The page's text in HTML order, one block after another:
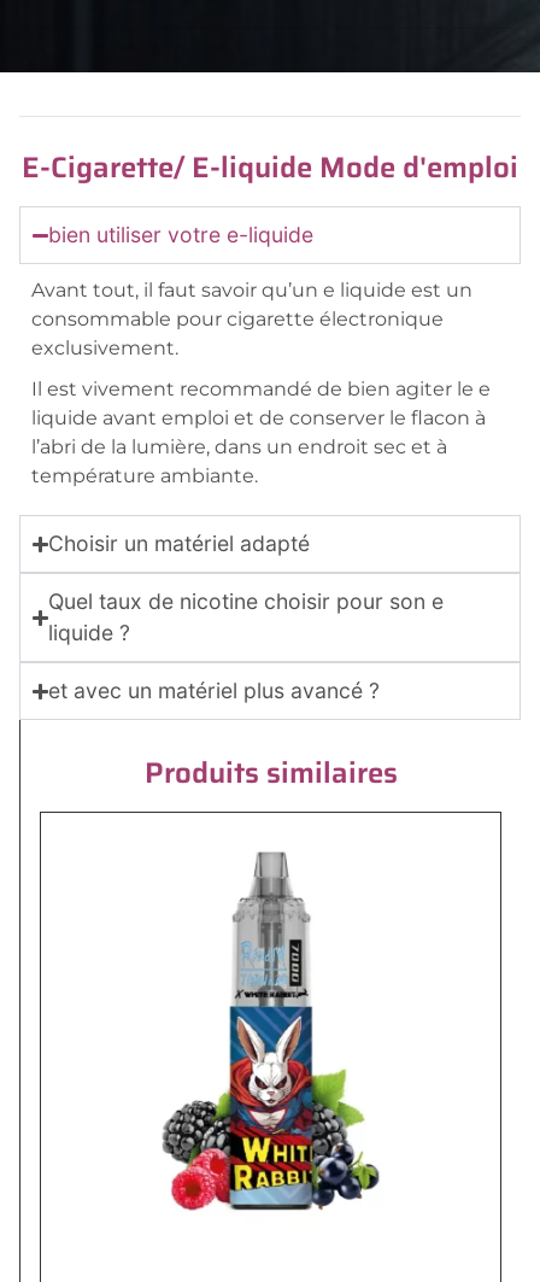
E-Cigarette/ E-liquide Mode d'emploi
bien utiliser votre e-liquide
Avant tout, il faut savoir qu’un e liquide est un
consommable pour cigarette électronique
exclusivement.
Il est vivement recommandé de bien agiter le e
liquide avant emploi et de conserver le flacon à
l’abri de la lumière, dans un endroit sec et à
température ambiante.
Choisir un matériel adapté
Quel taux de nicotine choisir pour son e
liquide ?
et avec un matériel plus avancé ?
Produits similaires